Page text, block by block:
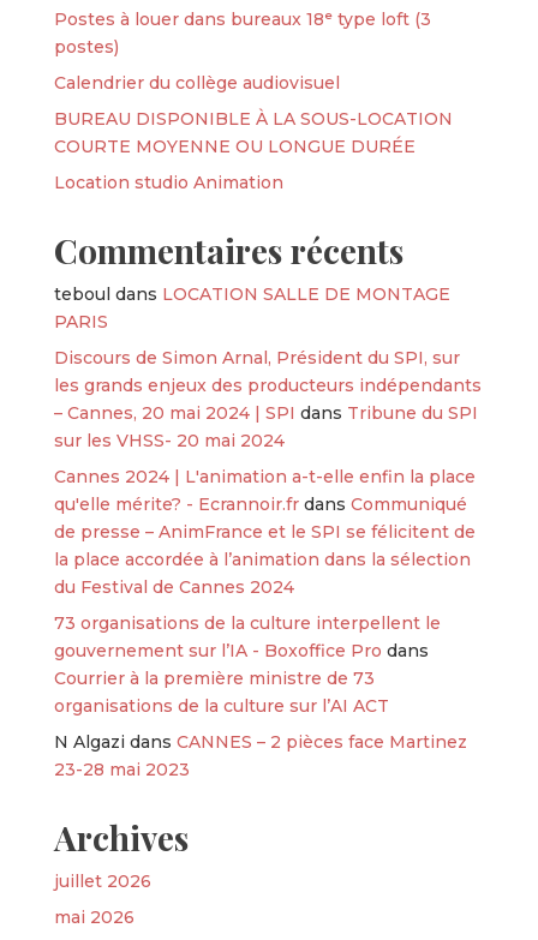
Postes à louer dans bureaux 18ᵉ type loft (3
postes)
Calendrier du collège audiovisuel
BUREAU DISPONIBLE À LA SOUS-LOCATION
COURTE MOYENNE OU LONGUE DURÉE
Location studio Animation
Commentaires récents
teboul dans LOCATION SALLE DE MONTAGE
PARIS
Discours de Simon Arnal, Président du SPI, sur
les grands enjeux des producteurs indépendants
– Cannes, 20 mai 2024 | SPI dans Tribune du SPI
sur les VHSS- 20 mai 2024
Cannes 2024 | L'animation a-t-elle enfin la place
qu'elle mérite? - Ecrannoir.frdans Communiqué
de presse – AnimFrance et le SPI se félicitent de
la place accordée à l’animation dans la sélection
du Festival de Cannes 2024
73 organisations de la culture interpellent le
gouvernement sur l’IA - Boxoffice Pro dans
Courrier à la première ministre de 73
organisations de la culture sur l’AI ACT
N Algazi dans CANNES – 2 pièces face Martinez
23-28 mai 2023
Archives
juillet 2026
mai 2026